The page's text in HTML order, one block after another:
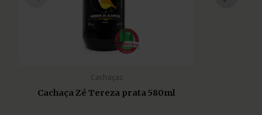
Cachaças
Cachaça Zé Tereza prata 580ml